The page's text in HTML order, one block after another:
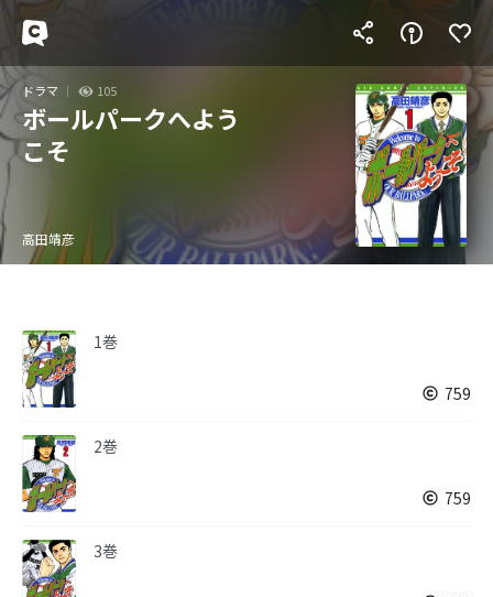
ドラマ 105
ボールパークへよう
こそ
高田靖彦
1巻
759
2巻
759
3巻